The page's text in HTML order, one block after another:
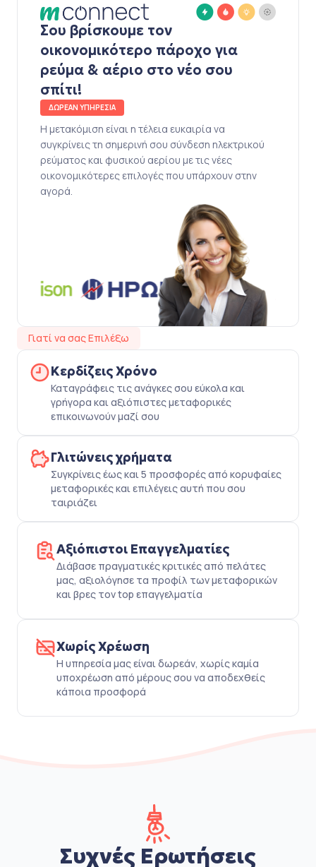
Σου βρίσκουμε τον
οικονομικότερο πάροχο για
ρεύμα & αέριο στο νέο σου
σπίτι!
ΔΩΡΕΑΝ ΥΠΗΡΕΣΙΑ
Η μετακόμιση είναι η τέλεια ευκαιρία να
συγκρίνεις τη σημερινή σου σύνδεση ηλεκτρικού
ρεύματος και φυσικού αερίου με τις νέες
οικονομικότερες επιλογές που υπάρχουν στην
αγορά.
Γιατί να σας Επιλέξω
Κερδίζεις Χρόνο
Καταγράφεις τις ανάγκες σου εύκολα και
γρήγορα και αξιόπιστες μεταφορικές
επικοινωνούν μαζί σου
Γλιτώνεις χρήματα
Συγκρίνεις έως και 5 προσφορές από κορυφαίες
μεταφορικές και επιλέγεις αυτή που σου
ταιριάζει
Αξιόπιστοι Επαγγελματίες
Διάβασε πραγματικές κριτικές από πελάτες
μας, αξιολόγησε τα προφίλ των μεταφορικών
και βρες τον top επαγγελματία
Χωρίς Χρέωση
Η υπηρεσία μας είναι δωρεάν, χωρίς καμία
υποχρέωση από μέρους σου να αποδεχθείς
κάποια προσφορά
Συχνές Ερωτήσεις